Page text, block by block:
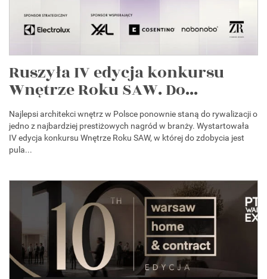
Ruszyła IV edycja konkursu
Wnętrze Roku SAW. Do...
Najlepsi architekci wnętrz w Polsce ponownie staną do rywalizacji o
jedno z najbardziej prestiżowych nagród w branży. Wystartowała
IV edycja konkursu Wnętrze Roku SAW, w której do zdobycia jest
pula...